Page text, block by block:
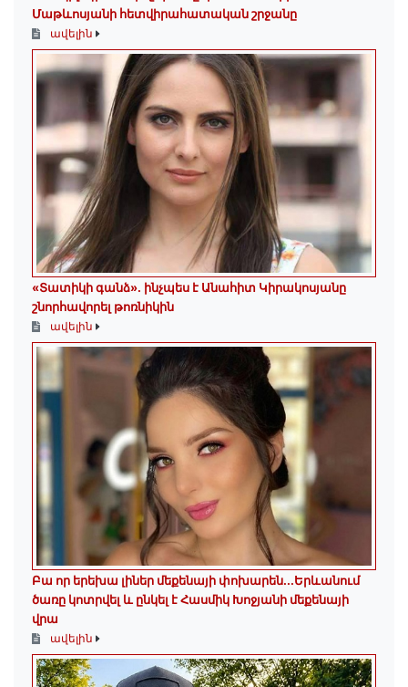
Մաթևոսյանի հետվիրահատական շրջանը
ավելին
«Տատիկի գանձ». ինչպես է Անահիտ Կիրակոսյանը
շնորհավորել թոռնիկին
ավելին
Բա որ երեխա լիներ մեքենայի փոխարեն...Երևանում
ծառը կոտրվել և ընկել է Հասմիկ Խոջյանի մեքենայի
վրա
ավելին